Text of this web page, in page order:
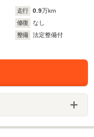
走行 0.9万km
修復
なし
整備
法定整備付